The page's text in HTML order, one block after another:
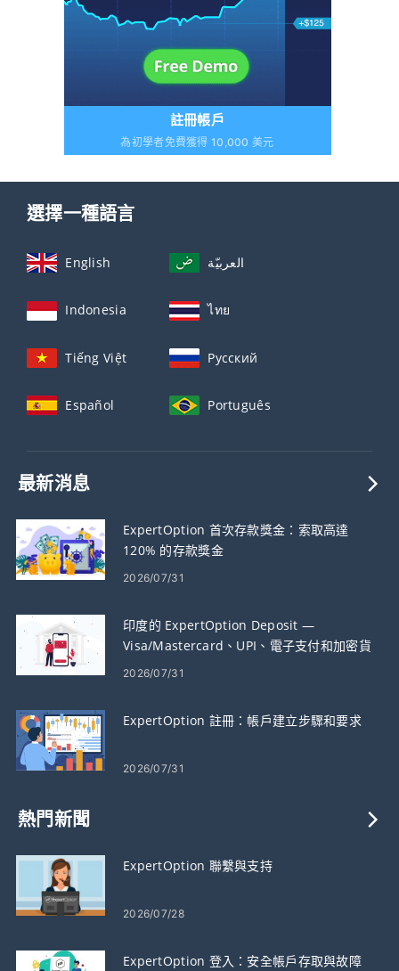
註冊帳戶
為初學者免費獲得 10,000 美元
選擇一種語言
English العربيّة
Indonesia ไทย
Tiếng Việt Русский
Español Português
最新消息
ExpertOption 首次存款獎金：索取高達
120% 的存款獎金
2026/07/31
印度的 ExpertOption Deposit —
Visa/Mastercard、UPI、電子支付和加密貨
幣
2026/07/31
ExpertOption 註冊：帳戶建立步驟和要求
2026/07/31
熱門新聞
ExpertOption 聯繫與支持
2026/07/28
ExpertOption 登入：安全帳戶存取與故障